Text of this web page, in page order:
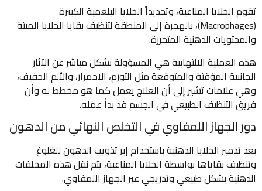
تقوم الخلايا المناعية، وتحديداً الخلايا البلعمية الكبيرة
(Macrophages)، بالهجرة إلى المنطقة لتنظيف بقايا الخلايا الميتة
والمحتويات الدهنية المتحررة.
هذه العملية الالتهابية هي المسؤولة بشكل مباشر عن الآثار
الجانبية المؤقتة والمتوقعة مثل التورم، الاحمرار، والألم الخفيف،
وهي علامات تشير إلى أن العلاج يعمل كما هو مخطط له وأن
فريق التنظيف الطبيعي في الجسم قد بدأ عمله.
دور الجهاز اللمفاوي في التخلص النهائي من الدهون
بعد تدمير الخلايا الدهنية باستخدام إبر تذويب الدهون للغلوغ
وتنظيف بقاياها بواسطة الخلايا المناعية، يتم نقل هذه المخلفات
الدهنية بشكل طبيعي وتدريجي عبر الجهاز اللمفاوي.